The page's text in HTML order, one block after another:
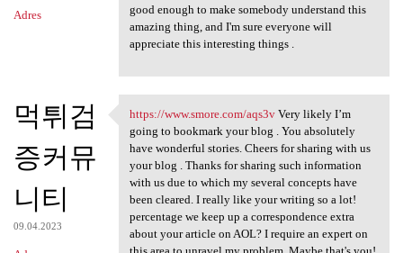
Adres
good enough to make somebody understand this
amazing thing, and I'm sure everyone will
appreciate this interesting things .
먹튀검
증커뮤
니티
09.04.2023
https://www.smore.com/aqs3v
https://www.smore.com/aqs3vVery likely I’m
going to bookmark your blog . You absolutely
have wonderful stories. Cheers for sharing with us
your blog . Thanks for sharing such information
with us due to which my several concepts have
been cleared. I really like your writing so a lot!
percentage we keep up a correspondence extra
about your article on AOL? I require an expert on